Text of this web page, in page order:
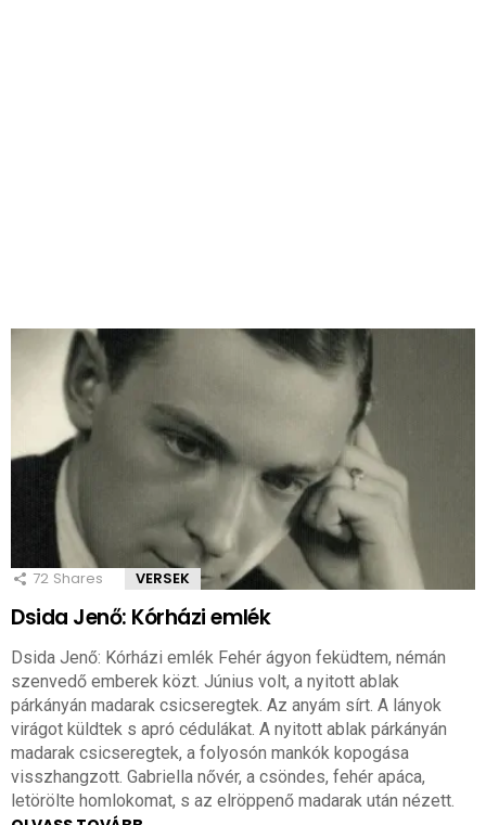
72 Shares VERSEK
Dsida Jenő: Kórházi emlék
Dsida Jenő: Kórházi emlék Fehér ágyon feküdtem, némán
szenvedő emberek közt. Június volt, a nyitott ablak
párkányán madarak csicseregtek. Az anyám sírt. A lányok
virágot küldtek s apró cédulákat. A nyitott ablak párkányán
madarak csicseregtek, a folyosón mankók kopogása
visszhangzott. Gabriella nővér, a csöndes, fehér apáca,
letörölte homlokomat, s az elröppenő madarak után nézett.